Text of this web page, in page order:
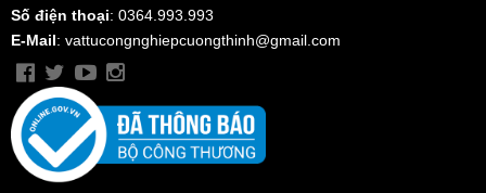
Số điện thoại: 0364.993.993
E-Mail: vattucongnghiepcuongthinh@gmail.com